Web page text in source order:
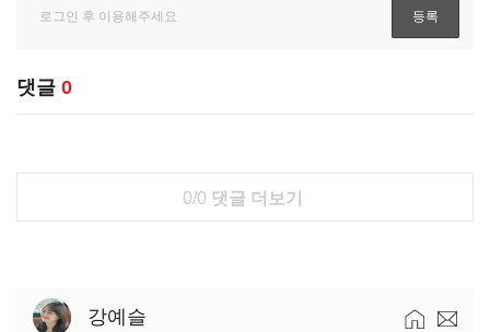
댓글 0
0/0 댓글 더보기
강예슬